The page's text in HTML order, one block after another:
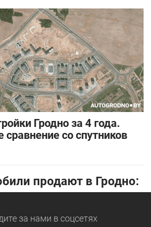
Гродно за 4 года.
со спутников
продают в Гродно:
за нами в соцсетях